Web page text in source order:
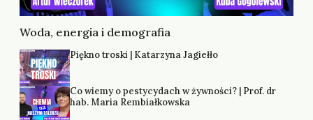
Woda, energia i demografia
Piękno troski | Katarzyna Jagiełło
Co wiemy o pestycydach w żywności? | Prof. dr
hab. Maria Rembiałkowska